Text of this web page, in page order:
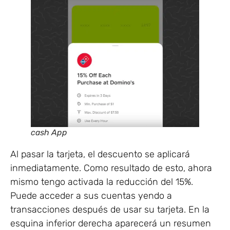
cash App
Al pasar la tarjeta, el descuento se aplicará
inmediatamente. Como resultado de esto, ahora
mismo tengo activada la reducción del 15%.
Puede acceder a sus cuentas yendo a
transacciones después de usar su tarjeta. En la
esquina inferior derecha aparecerá un resumen